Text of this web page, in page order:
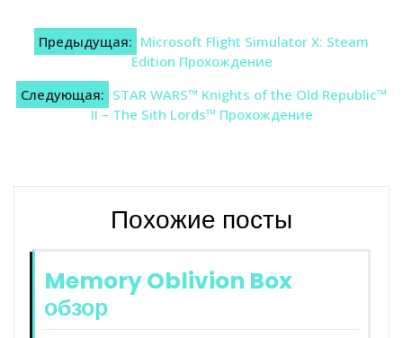
Навигация
по
записям
Предыдущая: Microsoft Flight Simulator X: Steam
Edition Прохождение
Следующая: STAR WARS™ Knights of the Old Republic™
II – The Sith Lords™ Прохождение
Похожие посты
Memory Oblivion Box
обзор